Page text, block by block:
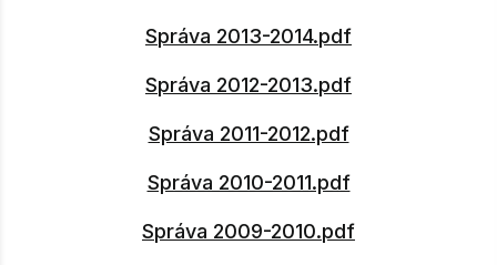
Správa 2013-2014.pdf
Správa 2012-2013.pdf
Správa 2011-2012.pdf
Správa 2010-2011.pdf
Správa 2009-2010.pdf